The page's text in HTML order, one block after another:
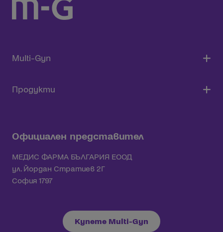
Multi-Gyn
Продукти
Официален представител
МЕДИС ФАРМА БЪЛГАРИЯ ЕООД
ул. Йордан Стратиев 2Г
София 1797
Купете Multi-Gyn